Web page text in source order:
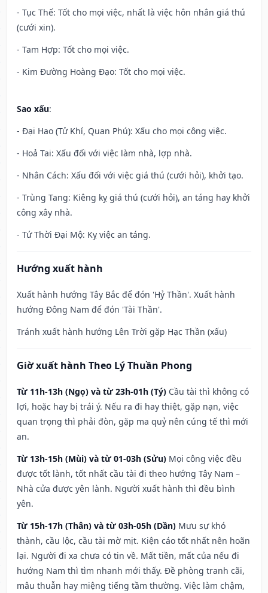
- Tục Thế: Tốt cho mọi việc, nhất là việc hôn nhân giá thú
(cưới xin).
- Tam Hợp: Tốt cho mọi việc.
- Kim Đường Hoàng Đạo: Tốt cho mọi việc.
Sao xấu:
- Đại Hao (Tử Khí, Quan Phú): Xấu cho mọi công việc.
- Hoả Tai: Xấu đối với việc làm nhà, lợp nhà.
- Nhân Cách: Xấu đối với việc giá thú (cưới hỏi), khởi tạo.
- Trùng Tang: Kiêng kỵ giá thú (cưới hỏi), an táng hay khởi
công xây nhà.
- Tứ Thời Đại Mộ: Kỵ việc an táng.
Hướng xuất hành
Xuất hành hướng Tây Bắc để đón 'Hỷ Thần'. Xuất hành
hướng Đông Nam để đón 'Tài Thần'.
Tránh xuất hành hướng Lên Trời gặp Hạc Thần (xấu)
Giờ xuất hành Theo Lý Thuần Phong
Từ 11h-13h (Ngọ) và từ 23h-01h (Tý) Cầu tài thì không có
lợi, hoặc hay bị trái ý. Nếu ra đi hay thiệt, gặp nạn, việc
quan trọng thì phải đòn, gặp ma quỷ nên cúng tế thì mới
an.
Từ 13h-15h (Mùi) và từ 01-03h (Sửu) Mọi công việc đều
được tốt lành, tốt nhất cầu tài đi theo hướng Tây Nam –
Nhà cửa được yên lành. Người xuất hành thì đều bình
yên.
Từ 15h-17h (Thân) và từ 03h-05h (Dần) Mưu sự khó
thành, cầu lộc, cầu tài mờ mịt. Kiện cáo tốt nhất nên hoãn
lại. Người đi xa chưa có tin về. Mất tiền, mất của nếu đi
hướng Nam thì tìm nhanh mới thấy. Đề phòng tranh cãi,
mâu thuẫn hay miệng tiếng tầm thường. Việc làm chậm,